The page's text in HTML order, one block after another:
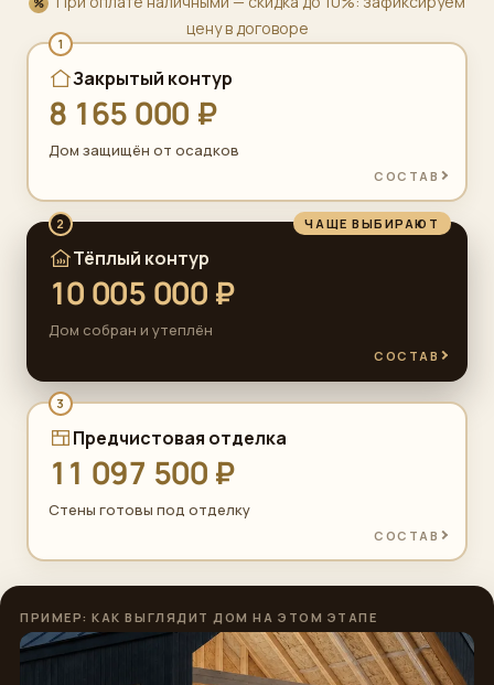
цену в договоре
1
Закрытый контур
8 165 000 ₽
Дом защищён от осадков
СОСТАВ
2 ЧАЩЕ ВЫБИРАЮТ
Тёплый контур
10 005 000 ₽
Дом собран и утеплён
СОСТАВ
3
Предчистовая отделка
11 097 500 ₽
Стены готовы под отделку
СОСТАВ
ПРИМЕР: КАК ВЫГЛЯДИТ ДОМ НА ЭТОМ ЭТАПЕ